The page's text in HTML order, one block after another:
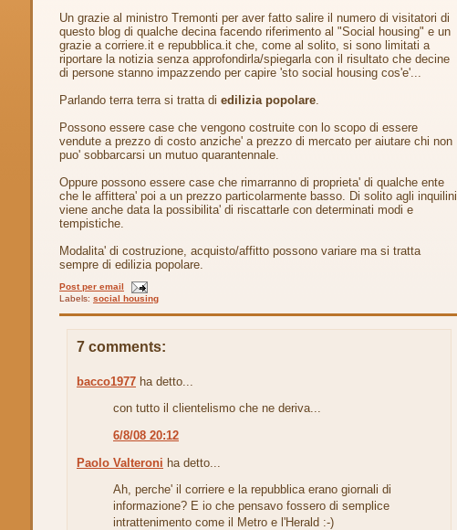
Un grazie al ministro Tremonti per aver fatto salire il numero di visitatori di
questo blog di qualche decina facendo riferimento al "Social housing" e un
grazie a corriere.it e repubblica.it che, come al solito, si sono limitati a
riportare la notizia senza approfondirla/spiegarla con il risultato che decine
di persone stanno impazzendo per capire 'sto social housing cos'e'...
Parlando terra terra si tratta di edilizia popolare.
Possono essere case che vengono costruite con lo scopo di essere
vendute a prezzo di costo anziche' a prezzo di mercato per aiutare chi non
puo' sobbarcarsi un mutuo quarantennale.
Oppure possono essere case che rimarranno di proprieta' di qualche ente
che le affittera' poi a un prezzo particolarmente basso. Di solito agli inquilini
viene anche data la possibilita' di riscattarle con determinati modi e
tempistiche.
Modalita' di costruzione, acquisto/affitto possono variare ma si tratta
sempre di edilizia popolare.
Post per email
Labels: social housing
7 comments:
bacco1977 ha detto...
con tutto il clientelismo che ne deriva...
6/8/08 20:12
Paolo Valteroni ha detto...
Ah, perche' il corriere e la repubblica erano giornali di
informazione? E io che pensavo fossero di semplice
intrattenimento come il Metro e l'Herald :-)